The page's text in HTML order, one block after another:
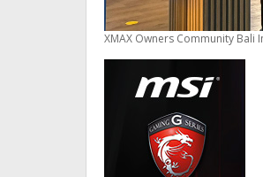
XMAX Owners Community